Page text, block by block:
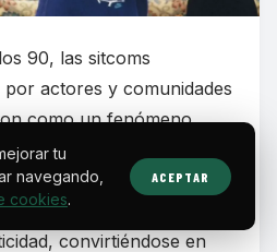
90, las sitcoms
por actores y comunidades
como un fenómeno
valores familiares y
Estos programas
realidades cotidianas
convirtiéndose en
tu
navegando,
cookies.
ACEPTAR